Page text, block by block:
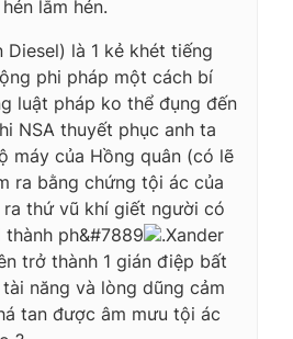
lắm hén.
Diesel) là 1 kẻ khét tiếng
phi pháp một cách bí
luật pháp ko thể đụng đến
NSA thuyết phục anh ta
máy của Hồng quân (có lẽ
ra bằng chứng tội ác của
thứ vũ khí giết người có
ph&#7889
.Xander
trở thành 1 gián điệp bất
năng và lòng dũng cảm
tan được âm mưu tội ác